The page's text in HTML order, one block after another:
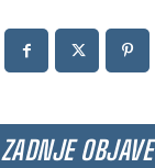
ZADNJE OBJAVE